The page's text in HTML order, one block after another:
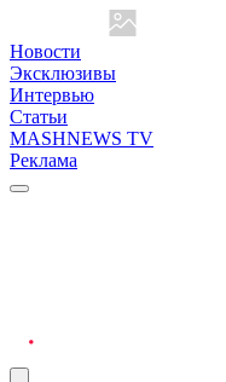
Новости
Эксклюзивы
Интервью
Статьи
MASHNEWS TV
Реклама